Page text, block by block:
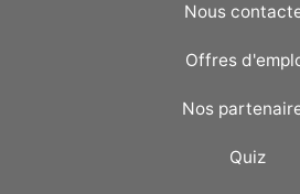
Nous
Offres
Nos
Quiz